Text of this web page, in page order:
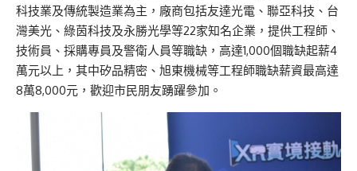
科技業及傳統製造業為主，廠商包括友達光電、聯亞科技、台
灣美光、綠茵科技及永勝光學等22家知名企業，提供工程師、
技術員、採購專員及警衛人員等職缺，高達1,000個職缺起薪4
萬元以上，其中矽品精密、旭東機械等工程師職缺薪資最高達
8萬8,000元，歡迎市民朋友踴躍參加。